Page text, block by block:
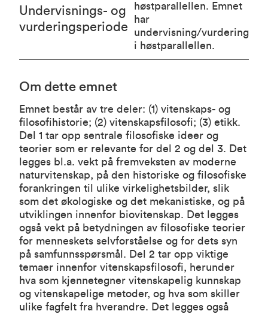
Om dette emnet
Emnet består av tre deler: (1) vitenskaps- og
filosofihistorie; (2) vitenskapsfilosofi; (3) etikk.
Del 1 tar opp sentrale filosofiske ideer og
teorier som er relevante for del 2 og del 3. Det
legges bl.a. vekt på fremveksten av moderne
naturvitenskap, på den historiske og filosofiske
forankringen til ulike virkelighetsbilder, slik
som det økologiske og det mekanistiske, og på
utviklingen innenfor biovitenskap. Det legges
også vekt på betydningen av filosofiske teorier
for menneskets selvforståelse og for dets syn
på samfunnsspørsmål. Del 2 tar opp viktige
temaer innenfor vitenskapsfilosofi, herunder
hva som kjennetegner vitenskapelig kunnskap
og vitenskapelige metoder, og hva som skiller
ulike fagfelt fra hverandre. Det legges også
Undervisnings- og
vurderingsperiode
høstparallellen. Emnet
har
undervisning/vurdering
i høstparallellen.